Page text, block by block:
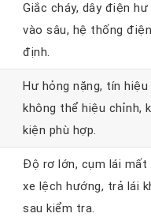
Giắc cháy, dây điện
vào sâu, hệ thống
định.
Hư hỏng nặng, tín
không thể hiệu chỉnh,
kiện phù hợp.
Độ rơ lớn, cụm lái mất
xe lệch hướng, trả lái
sau kiểm tra.